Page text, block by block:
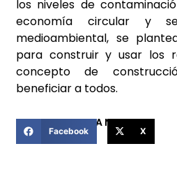
los niveles de
economía circular y
medioambiental, se
para construir y usar los
concepto de
beneficiar a todos.
COMPARTIR ESTA NOTICIA
Facebook X